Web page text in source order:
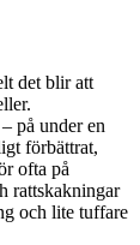
det blir att
på under en
förbättrat,
ofta på
rattskakningar
och lite tuffare